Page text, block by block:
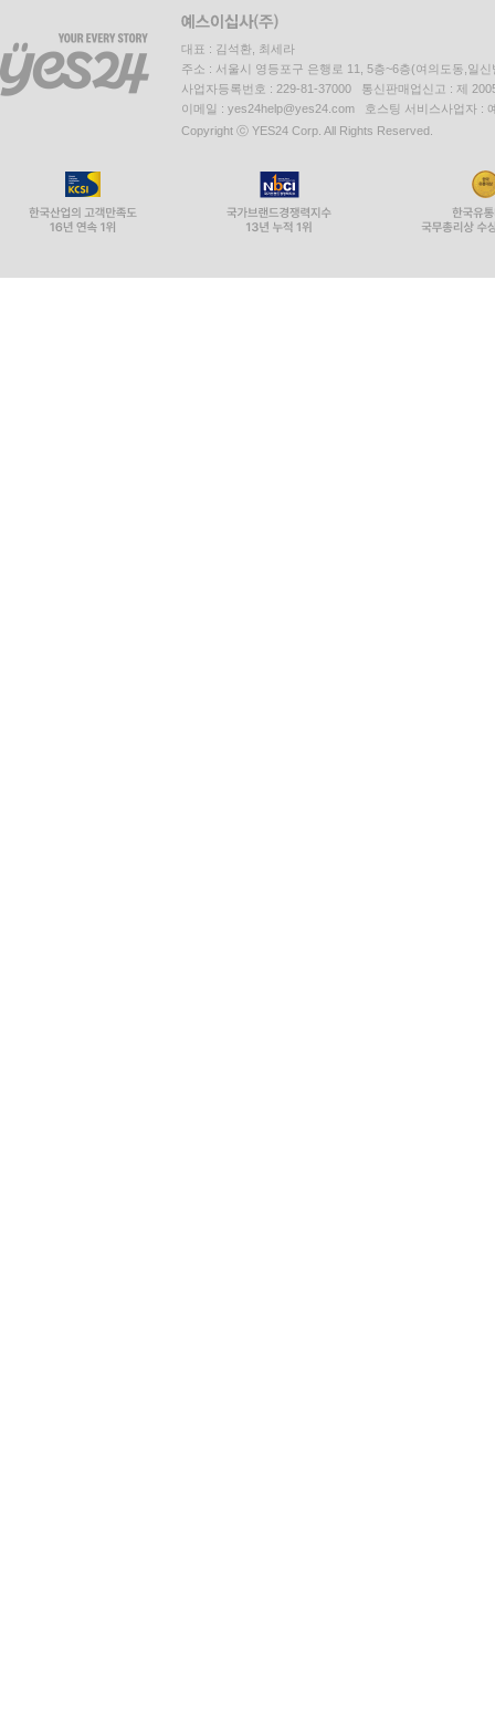
대표 : 김석환, 최세라
주소 : 서울시 영등포구 은행로 11, 5층~6층(여의도동,일신
사업자등록번호 : 229-81-37000 통신판매업신고 : 제
이메일 : yes24help@yes24.com 호스팅 서비스사업자 :
Copyright ⓒ YES24 Corp. All Rights Reserved.